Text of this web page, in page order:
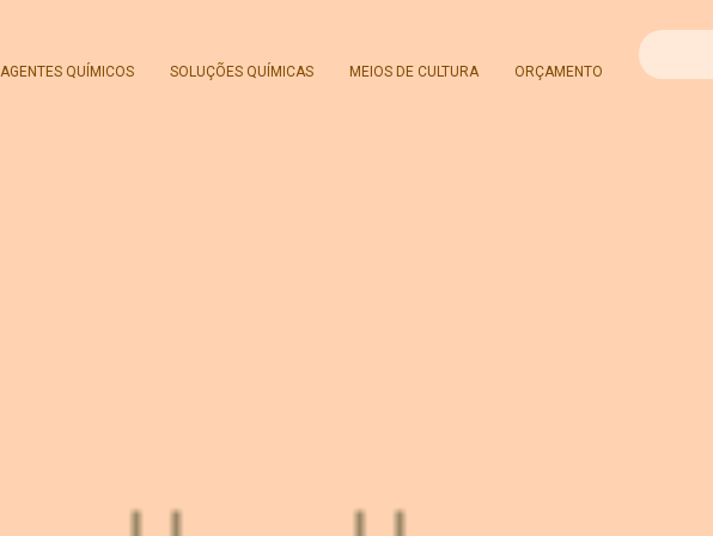
QUÍMICOS SOLUÇÕES QUÍMICAS MEIOS DE CULTURA ORÇAMENTO